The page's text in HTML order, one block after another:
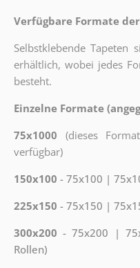
Verfügbare Formate
Selbstklebende Tapeten
erhältlich, wobei jedes
besteht.
Einzelne Formate
75x1000
(dieses
verfügbar)
150x100 - 75x100 |
225x150 - 75x150 |
300x200 - 75x200 |
Rollen)